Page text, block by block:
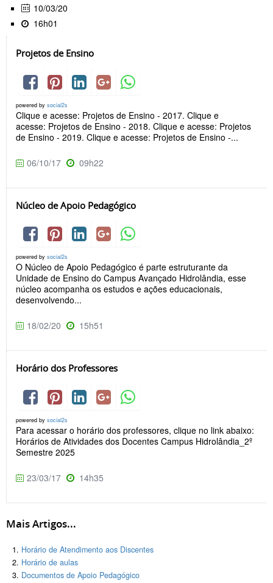
10/03/20
16h01
Projetos de Ensino
powered by social2s
Clique e acesse: Projetos de Ensino - 2017. Clique e
acesse: Projetos de Ensino - 2018. Clique e acesse: Projetos
de Ensino - 2019. Clique e acesse: Projetos de Ensino -...
06/10/17 09h22
Núcleo de Apoio Pedagógico
powered by social2s
O Núcleo de Apoio Pedagógico é parte estruturante da
Unidade de Ensino do Campus Avançado Hidrolândia, esse
núcleo acompanha os estudos e ações educacionais,
desenvolvendo...
18/02/20 15h51
Horário dos Professores
powered by social2s
Para acessar o horário dos professores, clique no link abaixo:
Horários de Atividades dos Docentes Campus Hidrolândia_2º
Semestre 2025
23/03/17 14h35
Mais Artigos...
Horário de Atendimento aos Discentes
Horário de aulas
Documentos de Apoio Pedagógico